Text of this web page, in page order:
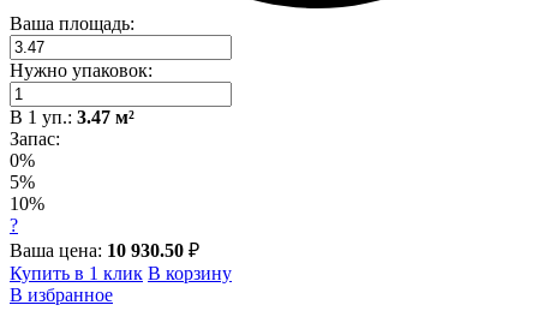
Ваша площадь:
Нужно упаковок:
В 1 уп.: 3.47 м²
Запас:
0%
5%
10%
?
Ваша цена: 10 930.50 ₽
Купить в 1 клик В корзину
В избранное